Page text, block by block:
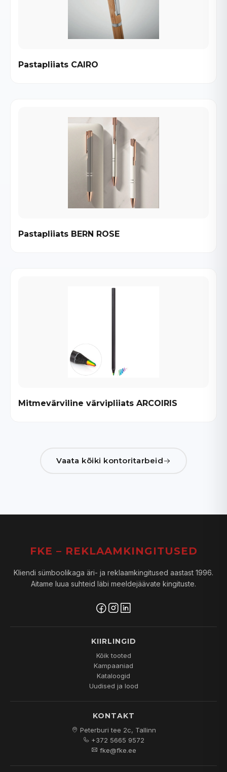
Pastapliiats CAIRO
Pastapliiats BERN ROSE
Mitmevärviline värvipliiats ARCOIRIS
Vaata kõiki kontoritarbeid
FKE – REKLAAMKINGITUSED
Kliendi sümboolikaga äri- ja reklaamkingitused aastast 1996.
Aitame luua suhteid läbi meeldejäävate kingituste.
KIIRLINGID
Kõik tooted
Kampaaniad
Kataloogid
Uudised ja lood
KONTAKT
Peterburi tee 2c, Tallinn
+372 5665 9572
fke@fke.ee